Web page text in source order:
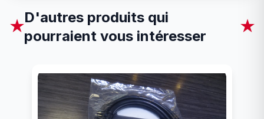
★
D'autres produits qui
pourraient vous intéresser
★